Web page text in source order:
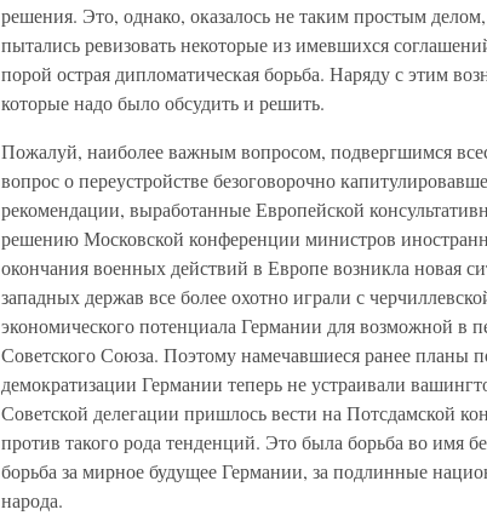
решения. Это, однако, оказалось не таким простым
пытались ревизовать некоторые из имевшихся
порой острая дипломатическая борьба. Наряду с этим
которые надо было обсудить и решить.
Пожалуй, наиболее важным вопросом, подвергшимся
вопрос о переустройстве безоговорочно
рекомендации, выработанные Европейской
решению Московской конференции министров
окончания военных действий в Европе возникла новая
западных держав все более охотно играли с
экономического потенциала Германии для возможной в
Советского Союза. Поэтому намечавшиеся ранее планы
демократизации Германии теперь не устраивали
Советской делегации пришлось вести на Потсдамской
против такого рода тенденций. Это была борьба во имя
борьба за мирное будущее Германии, за подлинные
народа.